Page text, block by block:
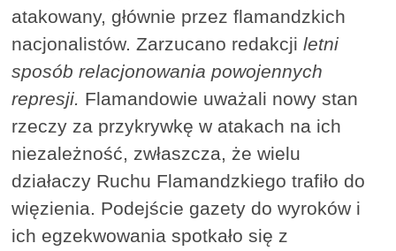
atakowany, głównie przez flamandzkich
nacjonalistów. Zarzucano redakcjiletni
sposób relacjonowania powojennych
represji. Flamandowie uważali nowy stan
rzeczy za przykrywkę w atakach na ich
niezależność, zwłaszcza, że wielu
działaczy Ruchu Flamandzkiego trafiło do
więzienia. Podejście gazety do wyroków i
ich egzekwowania spotkało się z